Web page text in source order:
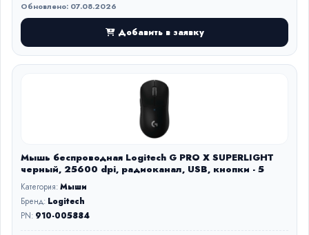
Обновлено: 07.08.2026
Добавить в заявку
Мышь беспроводная Logitech G PRO X SUPERLIGHT
черный, 25600 dpi, радиоканал, USB, кнопки - 5
Категория:Мыши
Бренд: Logitech
PN: 910-005884